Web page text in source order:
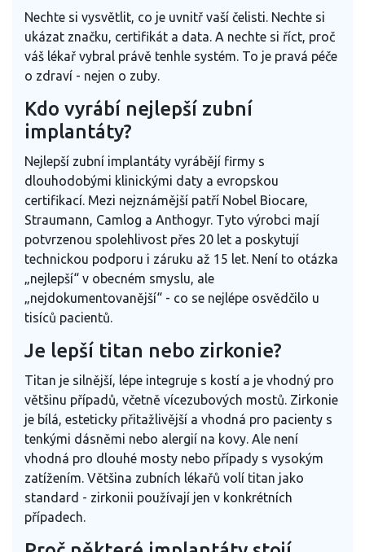
Nechte si vysvětlit, co je uvnitř vaší čelisti. Nechte si
ukázat značku, certifikát a data. A nechte si říct, proč
váš lékař vybral právě tenhle systém. To je pravá péče
o zdraví - nejen o zuby.
Kdo vyrábí nejlepší zubní
implantáty?
Nejlepší zubní implantáty vyrábějí firmy s
dlouhodobými klinickými daty a evropskou
certifikací. Mezi nejznámější patří Nobel Biocare,
Straumann, Camlog a Anthogyr. Tyto výrobci mají
potvrzenou spolehlivost přes 20 let a poskytují
technickou podporu i záruku až 15 let. Není to otázka
„nejlepší“ v obecném smyslu, ale
„nejdokumentovanější“ - co se nejlépe osvědčilo u
tisíců pacientů.
Je lepší titan nebo zirkonie?
Titan je silnější, lépe integruje s kostí a je vhodný pro
většinu případů, včetně vícezubových mostů. Zirkonie
je bílá, esteticky přitažlivější a vhodná pro pacienty s
tenkými dásněmi nebo alergií na kovy. Ale není
vhodná pro dlouhé mosty nebo případy s vysokým
zatížením. Většina zubních lékařů volí titan jako
standard - zirkonii používají jen v konkrétních
případech.